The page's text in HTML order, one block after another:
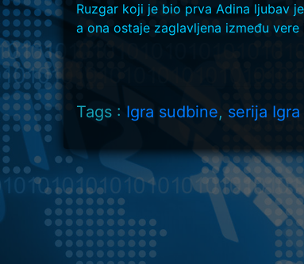
Ruzgar koji je bio prva Adina ljubav
a ona ostaje zaglavljena između vere
Tags : Igra sudbine, serija